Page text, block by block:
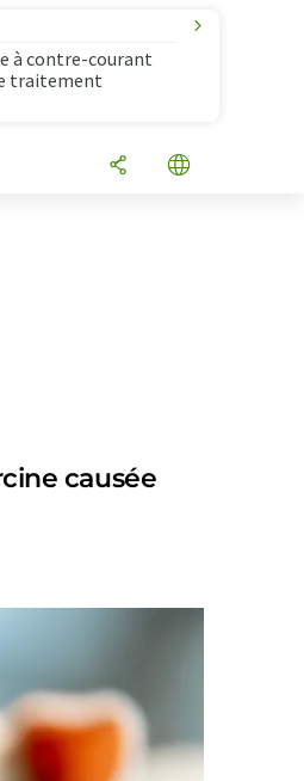
à contre-courant
traitement
causée